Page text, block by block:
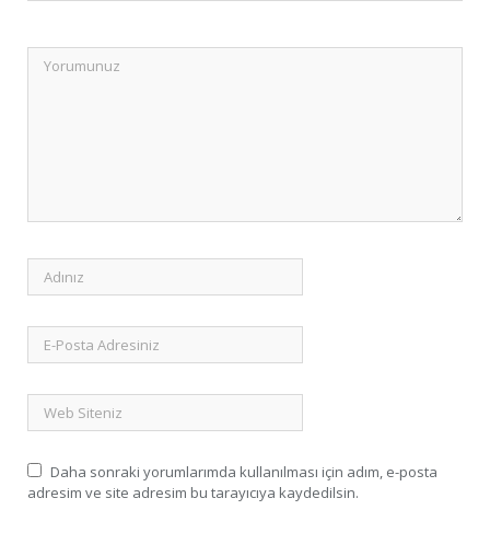
Daha sonraki yorumlarımda kullanılması için adım, e-posta
adresim ve site adresim bu tarayıcıya kaydedilsin.